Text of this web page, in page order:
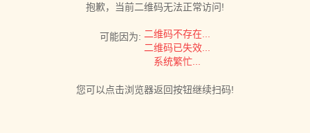
抱歉，当前二维码无法正常访问!
可能因为: 二维码不存在...
二维码已失效...
系统繁忙...
您可以点击浏览器返回按钮继续扫码!